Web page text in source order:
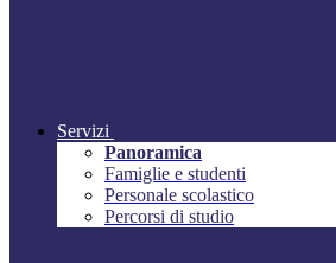
Servizi
Panoramica
Famiglie e studenti
Personale scolastico
Percorsi di studio